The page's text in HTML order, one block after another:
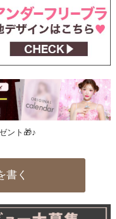
ント🎁♪
書く